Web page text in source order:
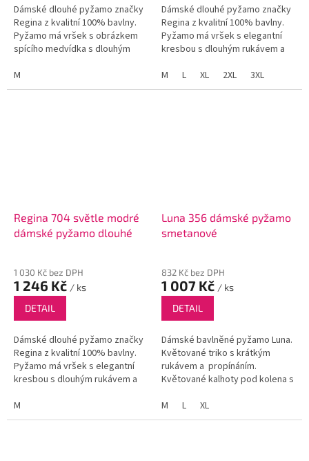
Dámské dlouhé pyžamo značky
Regina z kvalitní 100% bavlny.
Pyžamo má vršek s obrázkem
spícího medvídka s dlouhým
kalhoty.
M
Dámské dlouhé pyžamo značky
Regina z kvalitní 100% bavlny.
Pyžamo má vršek s elegantní
kresbou s dlouhým rukávem a
M
L XL 2XL 3XL
Regina 704 světle modré
dámské pyžamo dlouhé
1 030 Kč bez DPH
1 246 Kč / ks
DETAIL
Dámské dlouhé pyžamo značky
Regina z kvalitní 100% bavlny.
Pyžamo má vršek s elegantní
kresbou s dlouhým rukávem a
M
Luna 356 dámské pyžamo
smetanové
832 Kč bez DPH
1 007 Kč / ks
DETAIL
Dámské bavlněné pyžamo Luna.
Květované triko s krátkým
rukávem a propínáním.
Květované kalhoty pod kolena s
M
L XL